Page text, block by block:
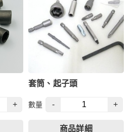
+
套筒、起子頭
數量 - +
商品詳細